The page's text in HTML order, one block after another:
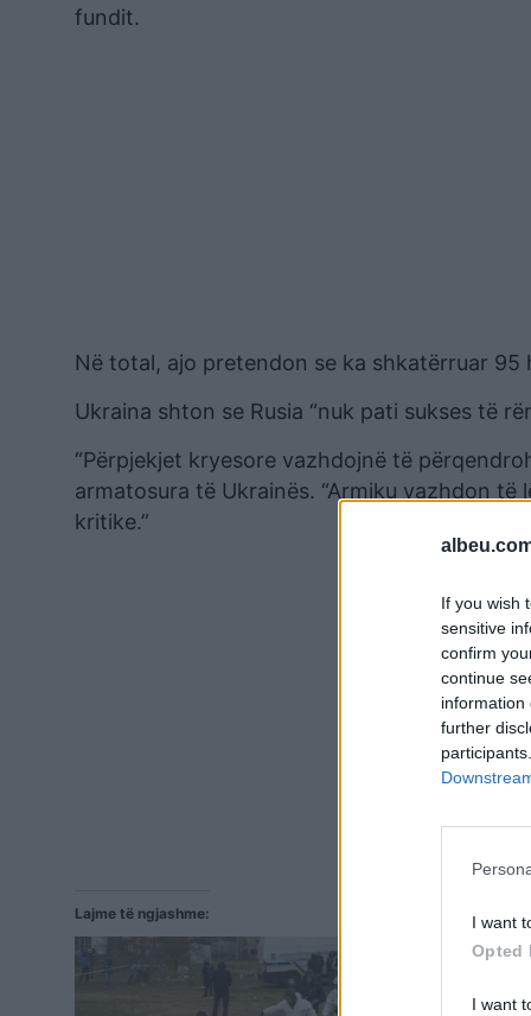
If you wish
sensitive
confirm
continue
information
further
I want
Opted
I want
fundit.
Në total, ajo pretendon se ka shkatërruar 95
Ukraina shton se Rusia “nuk pati sukses të
“Përpjekjet kryesore vazhdojnë të
armatosura të Ukrainës. “Armiku vazhdon
kritike.”
Lajme të ngjashme: